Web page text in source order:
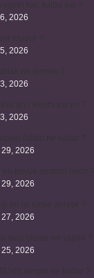
2026
2026
2026
2026
2026
2026
2026
2026